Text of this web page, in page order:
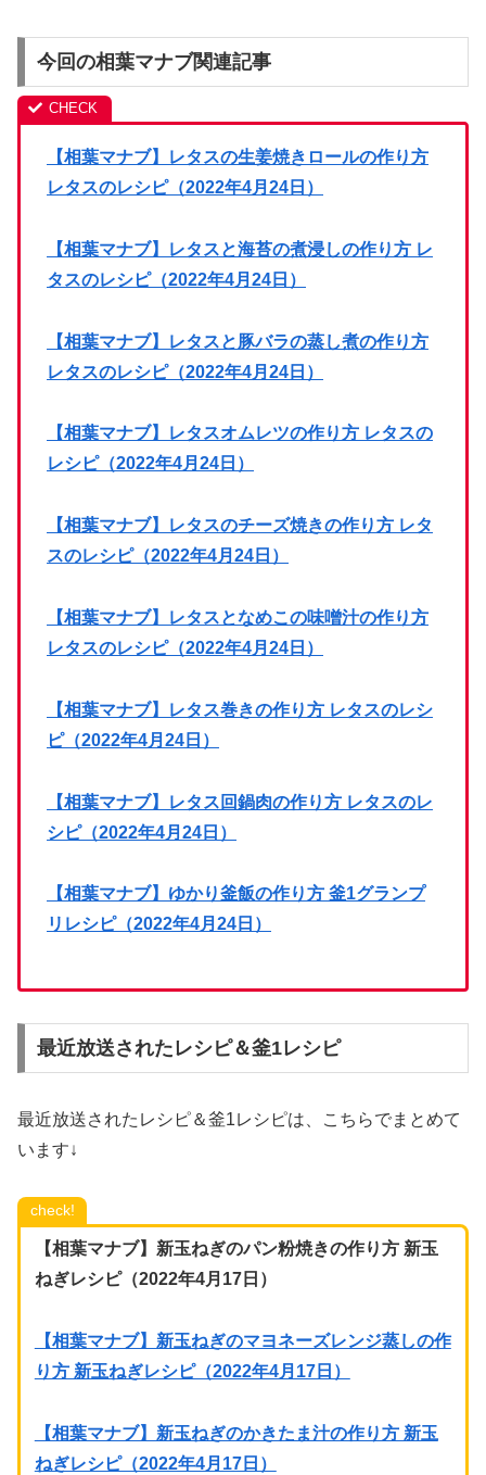
今回の相葉マナブ関連記事
【相葉マナブ】レタスの生姜焼きロールの作り方
レタスのレシピ（2022年4月24日）
【相葉マナブ】レタスと海苔の煮浸しの作り方 レ
タスのレシピ（2022年4月24日）
【相葉マナブ】レタスと豚バラの蒸し煮の作り方
レタスのレシピ（2022年4月24日）
【相葉マナブ】レタスオムレツの作り方 レタスの
レシピ（2022年4月24日）
【相葉マナブ】レタスのチーズ焼きの作り方 レタ
スのレシピ（2022年4月24日）
【相葉マナブ】レタスとなめこの味噌汁の作り方
レタスのレシピ（2022年4月24日）
【相葉マナブ】レタス巻きの作り方 レタスのレシ
ピ（2022年4月24日）
【相葉マナブ】レタス回鍋肉の作り方 レタスのレ
シピ（2022年4月24日）
【相葉マナブ】ゆかり釜飯の作り方 釜1グランプ
リレシピ（2022年4月24日）
最近放送されたレシピ＆釜1レシピ
最近放送されたレシピ＆釜1レシピは、こちらでまとめて
います↓
check!
【相葉マナブ】新玉ねぎのパン粉焼きの作り方 新玉
ねぎレシピ（2022年4月17日）
【相葉マナブ】新玉ねぎのマヨネーズレンジ蒸しの作
り方 新玉ねぎレシピ（2022年4月17日）
【相葉マナブ】新玉ねぎのかきたま汁の作り方 新玉
ねぎレシピ（2022年4月17日）